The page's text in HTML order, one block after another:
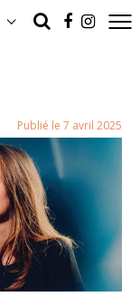
Publié le 7 avril 2025